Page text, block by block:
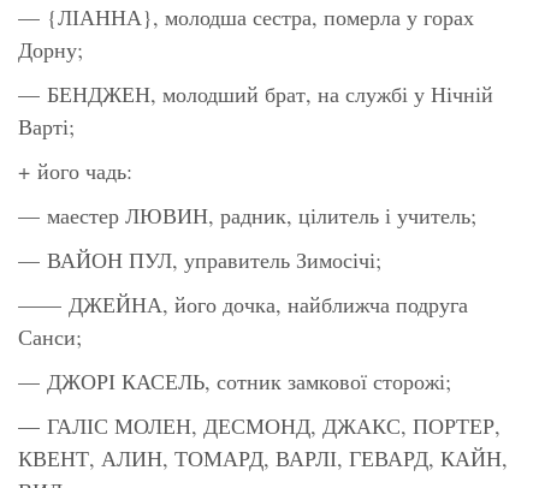
— {ЛІАННА}, молодша сестра, померла у горах
Дорну;
— БЕНДЖЕН, молодший брат, на службі у Нічній
Варті;
+ його чадь:
— маестер ЛЮВИН, радник, цілитель і учитель;
— ВАЙОН ПУЛ, управитель Зимосічі;
—— ДЖЕЙНА, його дочка, найближча подруга
Санси;
— ДЖОРІ КАСЕЛЬ, сотник замкової сторожі;
— ГАЛІС МОЛЕН, ДЕСМОНД, ДЖАКС, ПОРТЕР,
КВЕНТ, АЛИН, ТОМАРД, ВАРЛІ, ГЕВАРД, КАЙН,